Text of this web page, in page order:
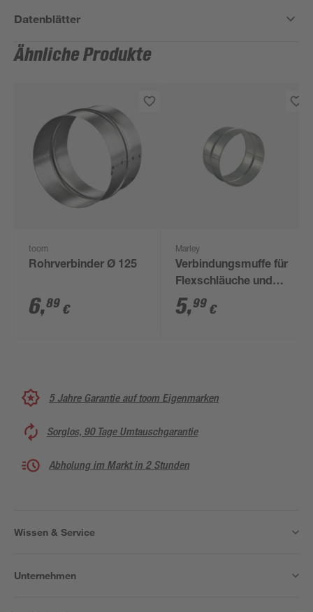
Datenblätter
Ähnliche Produkte
toom
Rohrverbinder Ø 125
6,89 €
Marley
Verbindungsmuffe für
Flexschläuche und
Lüftungsrohre Ø 100,
Länge 140 mm
5,99 €
5 Jahre Garantie auf toom Eigenmarken
Sorglos, 90 Tage Umtauschgarantie
Abholung im Markt in 2 Stunden
Wissen & Service
Unternehmen